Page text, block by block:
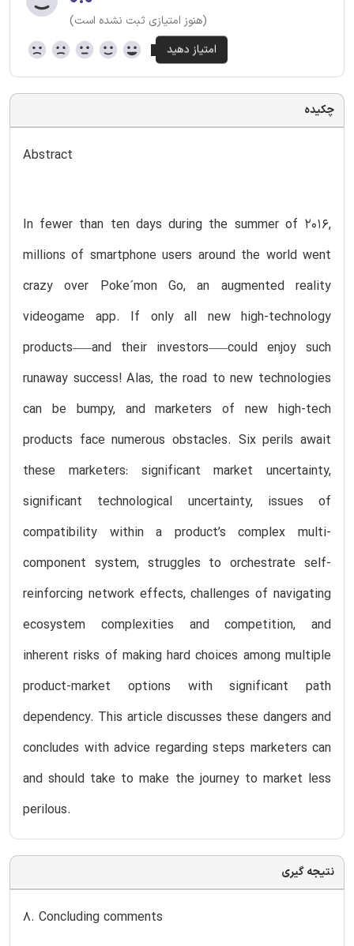
(هنوز امتیازی ثبت نشده است)
چکیده
Abstract
In fewer than ten days during the summer of 2016,
millions of smartphone users around the world went
crazy over Poke´mon Go, an augmented reality
videogame app. If only all new high-technology
products–—and their investors–—could enjoy such
runaway success! Alas, the road to new technologies
can be bumpy, and marketers of new high-tech
products face numerous obstacles. Six perils await
these marketers: significant market uncertainty,
significant technological uncertainty, issues of
compatibility within a product’s complex multi-
component system, struggles to orchestrate self-
reinforcing network effects, challenges of navigating
ecosystem complexities and competition, and
inherent risks of making hard choices among multiple
product-market options with significant path
dependency. This article discusses these dangers and
concludes with advice regarding steps marketers can
and should take to make the journey to market less
perilous.
نتیجه گیری
8. Concluding comments